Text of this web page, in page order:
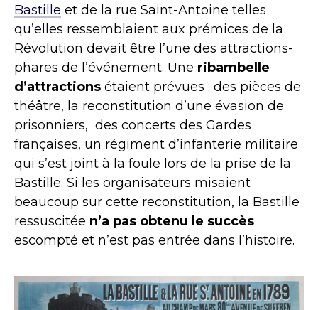
Bastille et de la rue Saint-Antoine telles
qu’elles ressemblaient aux prémices de la
Révolution devait être l’une des attractions-
phares de l’événement. Une ribambelle
d’attractions étaient prévues : des pièces de
théâtre, la reconstitution d’une évasion de
prisonniers, des concerts des Gardes
françaises, un régiment d’infanterie militaire
qui s’est joint à la foule lors de la prise de la
Bastille. Si les organisateurs misaient
beaucoup sur cette reconstitution, la Bastille
ressuscitée n’a pas obtenu le succès
escompté et n’est pas entrée dans l’histoire.